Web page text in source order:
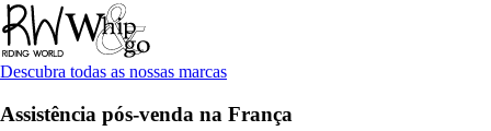
Descubra todas as nossas marcas
Assistência pós-venda na França